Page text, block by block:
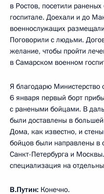
в Ростов, посетили
госпитале. Доехали и до
военнослужащих
Поговорили с людьми.
желание, чтобы пройти
в Самарском военном
Я благодарю
6 января первый борт
с ранеными бойцами. В
были доставлены в
Дома, как известно, и
бойцов были направлены в
Санкт-Петербурга и
специализация на
В.Путин: Конечно.